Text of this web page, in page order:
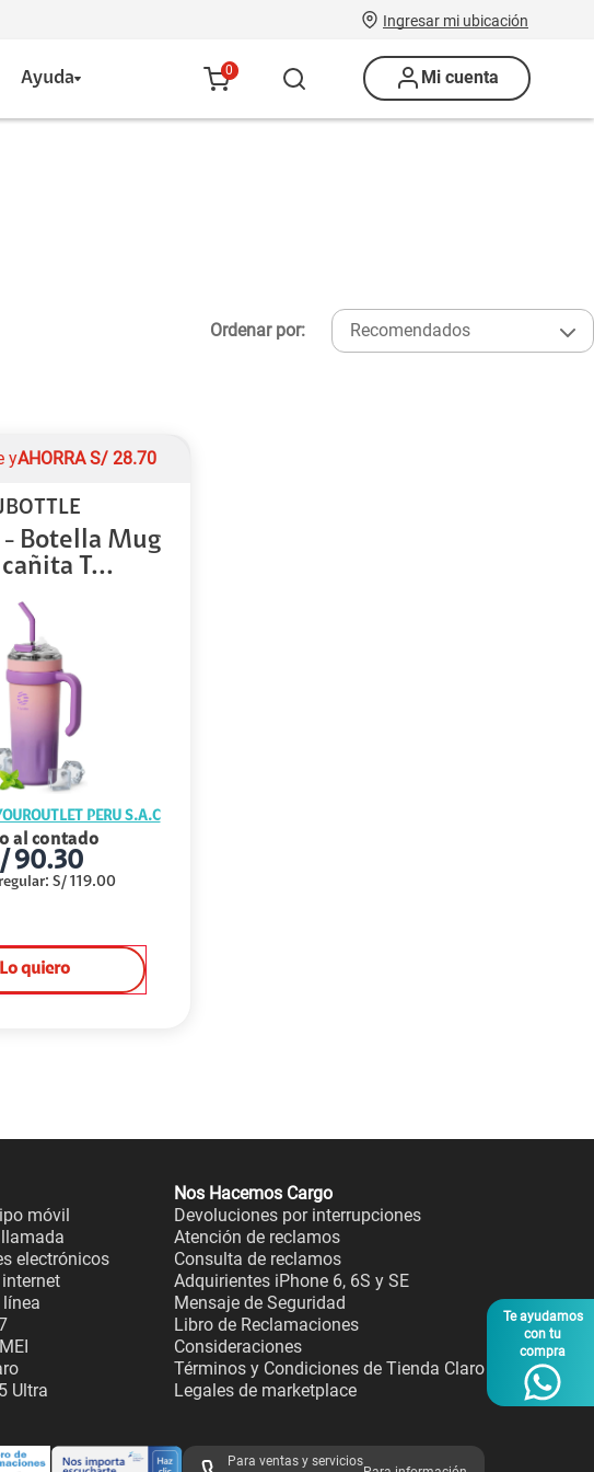
Ingresar mi ubicación
Ayuda 0 Mi cuenta
Te ayudamos
con tu
compra
Ordenar por: Recomendados
yAHORRA S/ 28.70
- Botella Mug
T...
PERU S.A.C
al contado
90.30
: S/ 119.00
Lo quiero
móvil
electrónicos
Ultra
Nos Hacemos Cargo
Devoluciones por interrupciones
Atención de reclamos
Consulta de reclamos
Adquirientes iPhone 6, 6S y SE
Mensaje de Seguridad
Libro de Reclamaciones
Consideraciones
Términos y Condiciones de Tienda Claro
Legales de marketplace
Para ventas y servicios